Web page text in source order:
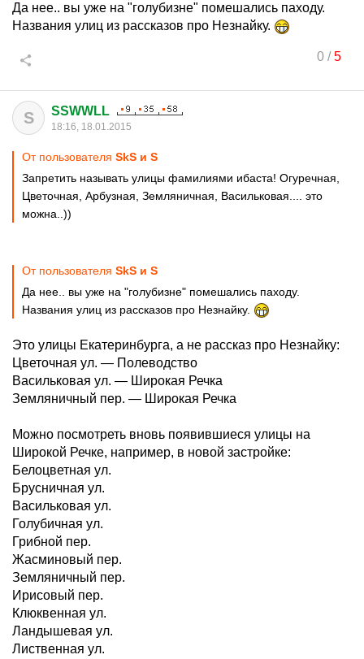
Да нее.. вы уже на "голубизне" помешались паходу.
Названия улиц из рассказов про Незнайку.
0/5
S SSWWLL
18:16, 18.01.2015
От пользователя SkS и S
Запретить называть улицы фамилиями ибаста! Огуречная,
Цветочная, Арбузная, Земляничная, Васильковая.... это
можна..))
От пользователя SkS и S
Да нее.. вы уже на "голубизне" помешались паходу.
Названия улиц из рассказов про Незнайку.
Это улицы Екатеринбурга, а не рассказ про Незнайку:
Цветочная ул. — Полеводство
Васильковая ул. — Широкая Речка
Земляничный пер. — Широкая Речка
Можно посмотреть вновь появившиеся улицы на
Широкой Речке, например, в новой застройке:
Белоцветная ул.
Брусничная ул.
Васильковая ул.
Голубичная ул.
Грибной пер.
Жасминовый пер.
Земляничный пер.
Ирисовый пер.
Клюквенная ул.
Ландышевая ул.
Лиственная ул.